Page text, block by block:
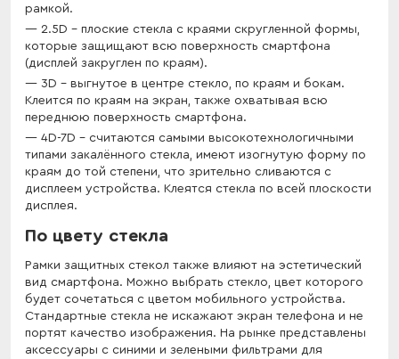
рамкой.
2.5D – плоские стекла с краями скругленной формы,
которые защищают всю поверхность смартфона
(дисплей закруглен по краям).
3D – выгнутое в центре стекло, по краям и бокам.
Клеится по краям на экран, также охватывая всю
переднюю поверхность смартфона.
4D-7D – считаются самыми высокотехнологичными
типами закалённого стекла, имеют изогнутую форму по
краям до той степени, что зрительно сливаются с
дисплеем устройства. Клеятся стекла по всей плоскости
дисплея.
По цвету стекла
Рамки защитных стекол также влияют на эстетический
вид смартфона. Можно выбрать стекло, цвет которого
будет сочетаться с цветом мобильного устройства.
Стандартные стекла не искажают экран телефона и не
портят качество изображения. На рынке представлены
аксессуары с синими и зелеными фильтрами для